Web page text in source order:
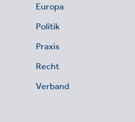
Europa
Politik
Praxis
Recht
Verband